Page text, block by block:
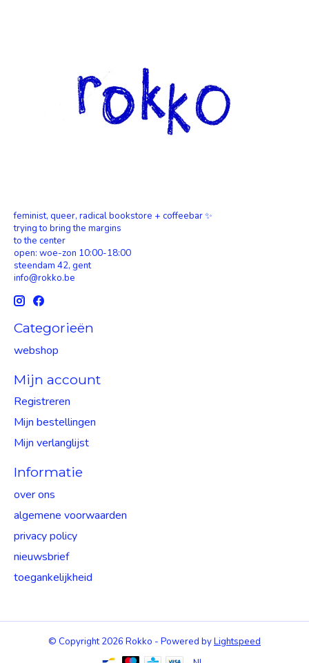
feminist, queer, radical bookstore + coffeebar ✨
trying to bring the margins
to the center
open: woe-zon 10:00-18:00
steendam 42, gent
info@rokko.be
Categorieën
webshop
Mijn account
Registreren
Mijn bestellingen
Mijn verlanglijst
Informatie
over ons
algemene voorwaarden
privacy policy
nieuwsbrief
toegankelijkheid
© Copyright 2026 Rokko - Powered byLightspeed